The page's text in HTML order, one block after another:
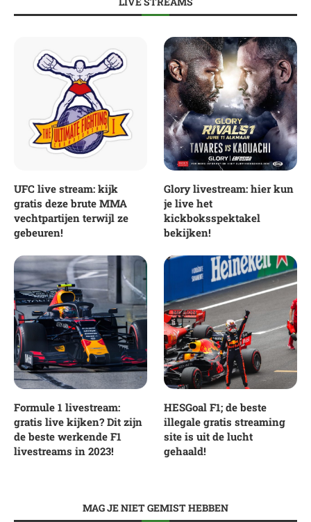
UFC live stream: kijk
gratis deze brute MMA
vechtpartijen terwijl ze
gebeuren!
Glory livestream: hier kun
je live het
kickboksspektakel
bekijken!
Formule 1 livestream:
gratis live kijken? Dit zijn
de beste werkende F1
livestreams in 2023!
HESGoal F1; de beste
illegale gratis streaming
site is uit de lucht
gehaald!
MAG JE NIET GEMIST HEBBEN